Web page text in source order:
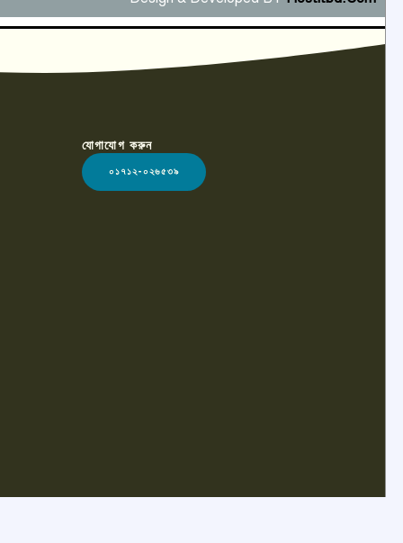
যোগাযোগ করুন
০১৭১২-০২৬৫৩৯